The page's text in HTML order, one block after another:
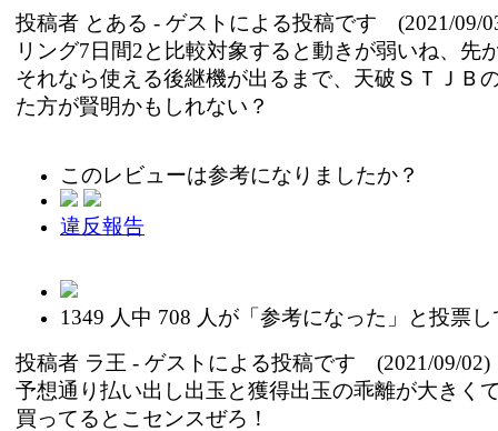
投稿者 とある - ゲストによる投稿です (2021/09/
リング7日間2と比較対象すると動きが弱いね、先
それなら使える後継機が出るまで、天破ＳＴＪＢ
た方が賢明かもしれない？
このレビューは参考になりましたか？
違反報告
1349 人中 708 人が「参考になった」と投票
投稿者 ラ王 - ゲストによる投稿です (2021/09/02)
予想通り払い出し出玉と獲得出玉の乖離が大きく
買ってるとこセンスぜろ！